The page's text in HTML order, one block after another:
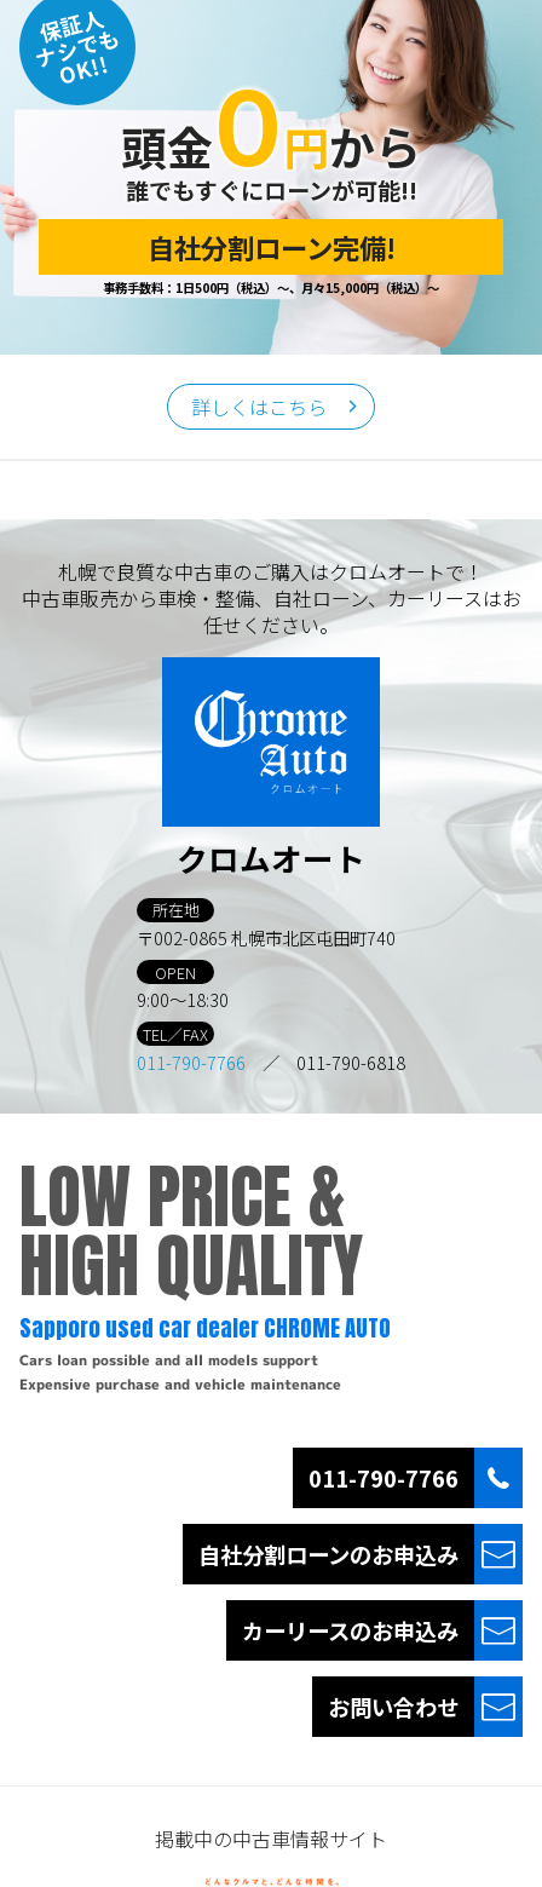
保証人
ナシでも
OK!!
頭金０円から
誰でもすぐにローンが可能!!
自社分割ローン完備!
事務手数料：1日500円（税込）～、月々15,000円（税込）～
詳しくはこちら
札幌で良質な中古車のご購入はクロムオートで！
中古車販売から車検・整備、自社ローン、カーリースはお
任せください。
クロムオート
所在地
〒002-0865 札幌市北区屯田町740
OPEN
9:00～18:30
TEL／FAX
011-790-7766 ／ 011-790-6818
LOW PRICE &
HIGH QUALITY
Sapporo used car dealer CHROME AUTO
Cars loan possible and all models support
Expensive purchase and vehicle maintenance
011-790-7766
自社分割ローンのお申込み
カーリースのお申込み
お問い合わせ
掲載中の中古車情報サイト